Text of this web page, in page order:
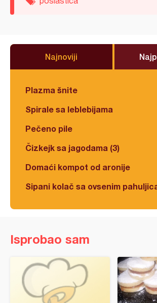
Najnoviji
Plazma šnite
Spirale sa leblebijama
Pečeno pile
Čizkejk sa jagodama (3)
Domaći kompot od aronije
Sipani kolač sa ovsenim
Isprobao sam